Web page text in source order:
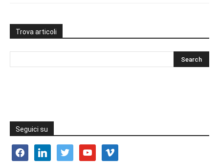
Trova articoli
Seguici su
facebooklinkedin twitter youtube vimeo